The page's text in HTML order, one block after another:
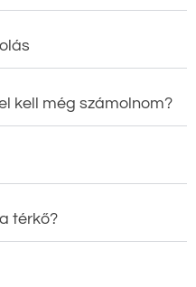
kell még számolnom?
térkő?